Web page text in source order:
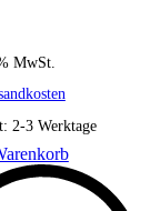
MwSt.
2-3 Werktage